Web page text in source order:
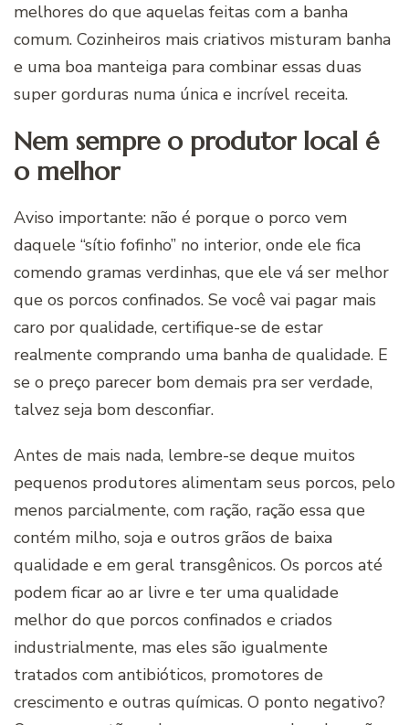
melhores do que aquelas feitas com a banha
comum. Cozinheiros mais criativos misturam banha
e uma boa manteiga para combinar essas duas
super gorduras numa única e incrível receita.
Nem sempre o produtor local é
o melhor
Aviso importante: não é porque o porco vem
daquele “sítio fofinho” no interior, onde ele fica
comendo gramas verdinhas, que ele vá ser melhor
que os porcos confinados. Se você vai pagar mais
caro por qualidade, certifique-se de estar
realmente comprando uma banha de qualidade. E
se o preço parecer bom demais pra ser verdade,
talvez seja bom desconfiar.
Antes de mais nada, lembre-se deque muitos
pequenos produtores alimentam seus porcos, pelo
menos parcialmente, com ração, ração essa que
contém milho, soja e outros grãos de baixa
qualidade e em geral transgênicos. Os porcos até
podem ficar ao ar livre e ter uma qualidade
melhor do que porcos confinados e criados
industrialmente, mas eles são igualmente
tratados com antibióticos, promotores de
crescimento e outras químicas. O ponto negativo?